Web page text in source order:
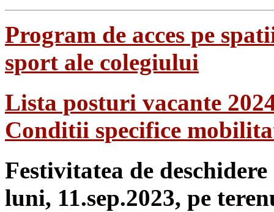
Program de acces pe
sport ale colegiului
Lista posturi vacante
Conditii specifice
Festivitatea de
luni, 11.sep.2023, pe